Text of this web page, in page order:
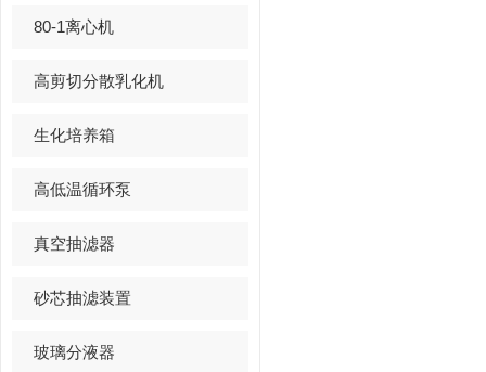
80-1离心机
高剪切分散乳化机
生化培养箱
高低温循环泵
真空抽滤器
砂芯抽滤装置
玻璃分液器